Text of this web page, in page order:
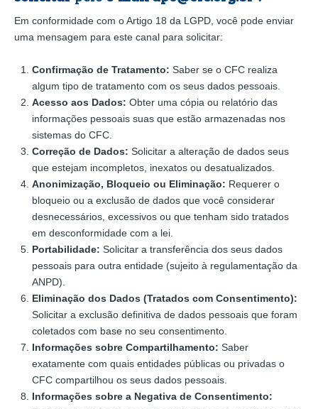
Em conformidade com o Artigo 18 da LGPD, você pode enviar
uma mensagem para este canal para solicitar:
Confirmação de Tratamento: Saber se o CFC realiza
algum tipo de tratamento com os seus dados pessoais.
Acesso aos Dados: Obter uma cópia ou relatório das
informações pessoais suas que estão armazenadas nos
sistemas do CFC.
Correção de Dados: Solicitar a alteração de dados seus
que estejam incompletos, inexatos ou desatualizados.
Anonimização, Bloqueio ou Eliminação: Requerer o
bloqueio ou a exclusão de dados que você considerar
desnecessários, excessivos ou que tenham sido tratados
em desconformidade com a lei.
Portabilidade: Solicitar a transferência dos seus dados
pessoais para outra entidade (sujeito à regulamentação da
ANPD).
Eliminação dos Dados (Tratados com Consentimento):
Solicitar a exclusão definitiva de dados pessoais que foram
coletados com base no seu consentimento.
Informações sobre Compartilhamento: Saber
exatamente com quais entidades públicas ou privadas o
CFC compartilhou os seus dados pessoais.
Informações sobre a Negativa de Consentimento: